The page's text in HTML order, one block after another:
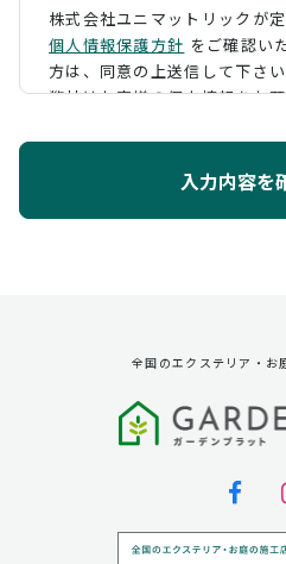
株式会社ユニマットリックが
個人情報保護方針 をご確認い
方は、同意の上送信して下さい
弊社はお客様の個人情報をお
ように定め、保護に努めてお
第三者への提供
弊社は法律で定められている
個人情報の取扱い業務
入力内容を
全国のエクステリア・お